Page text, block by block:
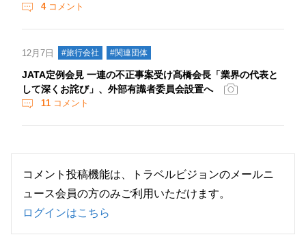
4コメント
12月7日 #旅行会社 #関連団体
JATA定例会見 一連の不正事案受け髙橋会長「業界の代表と
して深くお詫び」、外部有識者委員会設置へ
11 コメント
コメント投稿機能は、トラベルビジョンのメールニ
ュース会員の方のみご利用いただけます。
ログインはこちら